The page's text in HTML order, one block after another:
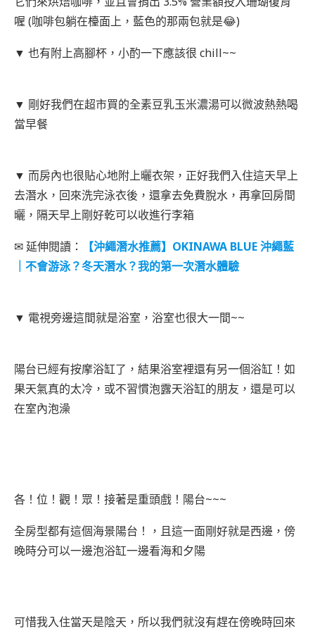
喔 (咖啡包躺在檯面上，藍色的那兩包就是😂)
▼ 也有附上高腳杯，小酌一下應該很 chill~~
▼ 剛好我們在超市買的全素豆乳玉米濃湯可以微波熱熱喝
當早餐
▼ 而房內也很貼心地附上曬衣架，正好我們入住這天早上
去潛水，回來洗完泳衣後，還拿去免費脫水，再拿回房間
曬，隔天早上剛好乾可以收進行李箱
✉ 延伸閱讀：
【沖繩潛水推薦】OKINAWA BLUE 沖繩藍
｜不會游泳？冬天潛水？我的第一次潛水體驗
▼ 電視旁邊這間就是浴室，浴室也很大一間~~
陽台已經有按摩浴缸了，結果浴室裡還有另一個浴缸！如
果天氣真的太冷，或不習慣泡露天浴缸的朋友，還是可以
在室內泡澡
各！位！觀！眾！接著是重頭戲！陽台~~~
全房型都有這個海景陽台！，且這一面剛好就是西邊，傍
晚時分可以一邊泡浴缸一邊看海和夕陽
可惜我入住當天是陰天，所以我們就沒有趕在傍晚時回來